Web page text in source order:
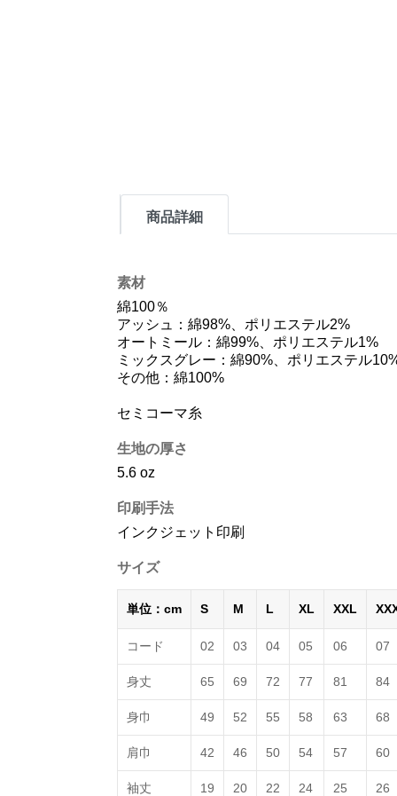
商品詳細
素材
綿100％
アッシュ：綿98%、ポリエステル2%
オートミール：綿99%、ポリエステル1%
ミックスグレー：綿90%、ポリエステル
その他：綿100%
セミコーマ糸
生地の厚さ
5.6 oz
印刷手法
インクジェット印刷
サイズ
単位：cm S M L XL XXL
コード 02 03 04 05 06 07
身丈 65 69 72 77 81 84
身巾 49 52 55 58 63 68
肩巾 42 46 50 54 57 60
袖丈 19 20 22 24 25 26